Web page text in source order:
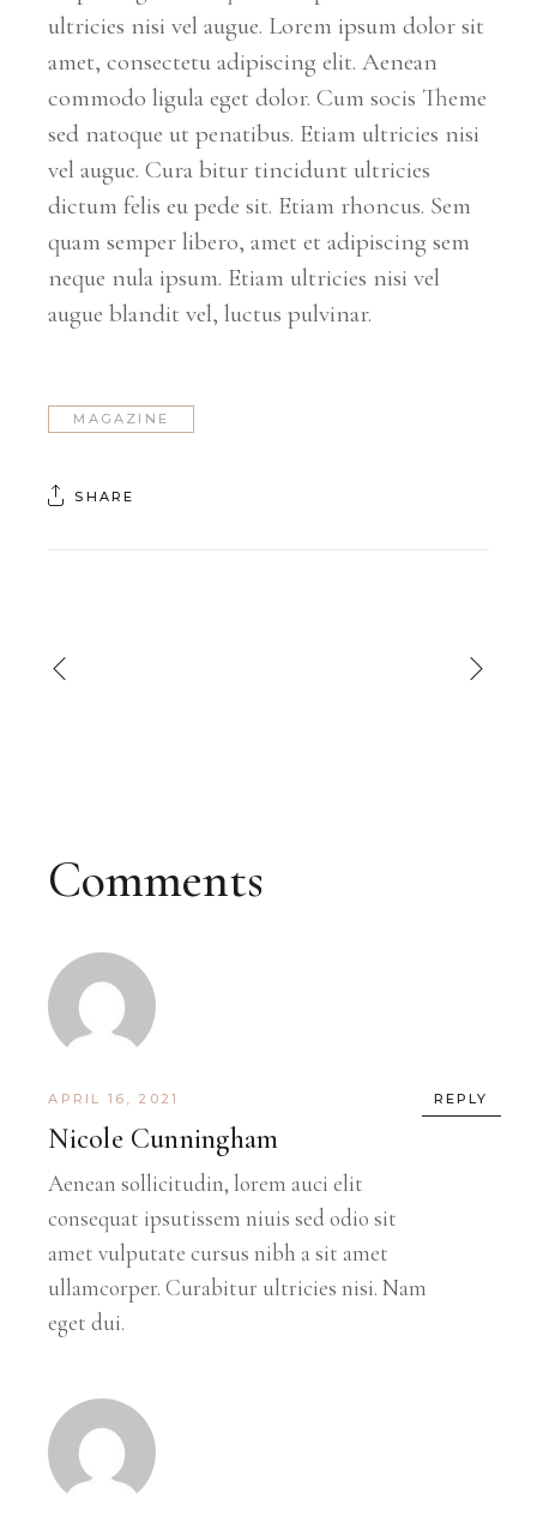
ultricies nisi vel augue. Lorem ipsum dolor sit
amet, consectetu adipiscing elit. Aenean
commodo ligula eget dolor. Cum socis Theme
sed natoque ut penatibus. Etiam ultricies nisi
vel augue. Cura bitur tincidunt ultricies
dictum felis eu pede sit. Etiam rhoncus. Sem
quam semper libero, amet et adipiscing sem
neque nula ipsum. Etiam ultricies nisi vel
augue blandit vel, luctus pulvinar.
MAGAZINE
SHARE
Comments
APRIL 16, 2021
Nicole Cunningham
Aenean sollicitudin, lorem auci elit
consequat ipsutissem niuis sed odio sit
amet vulputate cursus nibh a sit amet
ullamcorper. Curabitur ultricies nisi. Nam
eget dui.
REPLY